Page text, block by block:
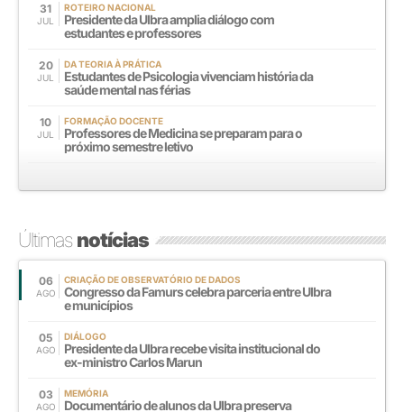
31
JUL
ROTEIRO NACIONAL
Presidente da Ulbra amplia diálogo com
estudantes e professores
20
JUL
DA TEORIA À PRÁTICA
Estudantes de Psicologia vivenciam história da
saúde mental nas férias
10
JUL
FORMAÇÃO DOCENTE
Professores de Medicina se preparam para o
próximo semestre letivo
Últimasnotícias
06
AGO
CRIAÇÃO DE OBSERVATÓRIO DE DADOS
Congresso da Famurs celebra parceria entre Ulbra
e municípios
05
AGO
DIÁLOGO
Presidente da Ulbra recebe visita institucional do
ex-ministro Carlos Marun
03
AGO
MEMÓRIA
Documentário de alunos da Ulbra preserva